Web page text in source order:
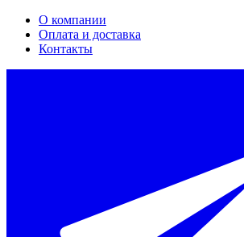
О компании
Оплата и доставка
Контакты